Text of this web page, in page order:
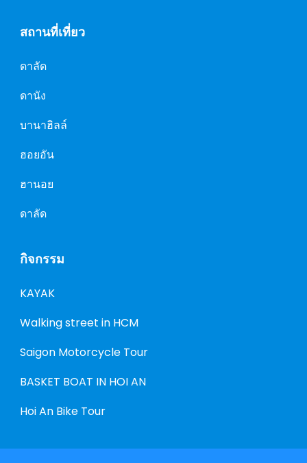
สถานที่เที่ยว
ดาลัด
ดานัง
บานาฮิลล์
ฮอยอัน
ฮานอย
ดาลัด
กิจกรรม
KAYAK
Walking street in HCM
Saigon Motorcycle Tour
BASKET BOAT IN HOI AN
Hoi An Bike Tour